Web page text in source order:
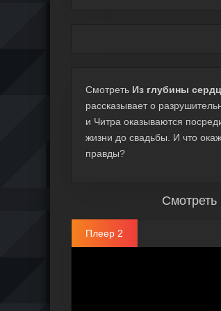
Смотреть Из глубины
рассказывает о
и Читра оказываются
жизни до свадьбы. И что
правды?
Плеер 2